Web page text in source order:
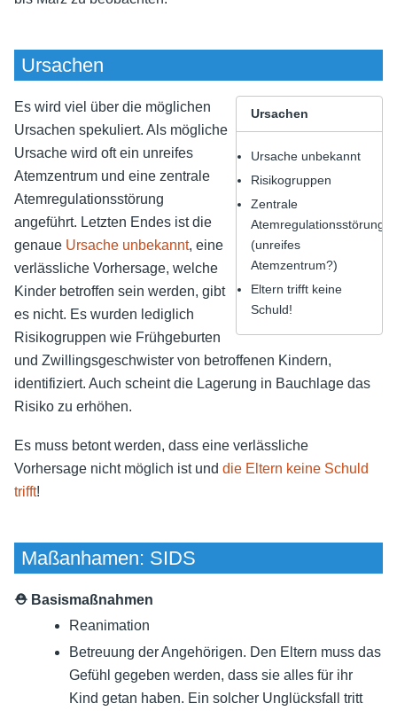
Ursachen
Ursachen
Ursache unbekannt
Risikogruppen
Zentrale
Atemregulationsstörung
(unreifes
Atemzentrum?)
Eltern trifft keine
Schuld!
Es wird viel über die möglichen
Ursachen spekuliert. Als mögliche
Ursache wird oft ein unreifes
Atemzentrum und eine zentrale
Atemregulationsstörung
angeführt. Letzten Endes ist die
genaue Ursache unbekannt, eine
verlässliche Vorhersage, welche
Kinder betroffen sein werden, gibt
es nicht. Es wurden lediglich
Risikogruppen wie Frühgeburten
und Zwillingsgeschwister von betroffenen Kindern,
identifiziert. Auch scheint die Lagerung in Bauchlage das
Risiko zu erhöhen.
Es muss betont werden, dass eine verlässliche
Vorhersage nicht möglich ist und die Eltern keine Schuld
trifft!
Maßanhamen: SIDS
⛑ Basismaßnahmen
Reanimation
Betreuung der Angehörigen. Den Eltern muss das
Gefühl gegeben werden, dass sie alles für ihr
Kind getan haben. Ein solcher Unglücksfall tritt